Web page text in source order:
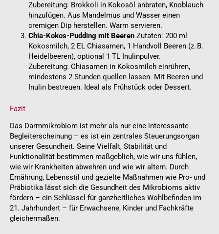
Zubereitung: Brokkoli in Kokosöl anbraten, Knoblauch
hinzufügen. Aus Mandelmus und Wasser einen
cremigen Dip herstellen. Warm servieren.
Chia-Kokos-Pudding mit BeerenZutaten: 200 ml
Kokosmilch, 2 EL Chiasamen, 1 Handvoll Beeren (z. B.
Heidelbeeren), optional 1 TL Inulinpulver.
Zubereitung: Chiasamen in Kokosmilch einrühren,
mindestens 2 Stunden quellen lassen. Mit Beeren und
Inulin bestreuen. Ideal als Frühstück oder Dessert.
Fazit
Das Darmmikrobiom ist mehr als nur eine interessante
Begleiterscheinung – es ist ein zentrales Steuerungsorgan
unserer Gesundheit. Seine Vielfalt, Stabilität und
Funktionalität bestimmen maßgeblich, wie wir uns fühlen,
wie wir Krankheiten abwehren und wie wir altern. Durch
Ernährung, Lebensstil und gezielte Maßnahmen wie Pro- und
Präbiotika lässt sich die Gesundheit des Mikrobioms aktiv
fördern – ein Schlüssel für ganzheitliches Wohlbefinden im
21. Jahrhundert – für Erwachsene, Kinder und Fachkräfte
gleichermaßen.